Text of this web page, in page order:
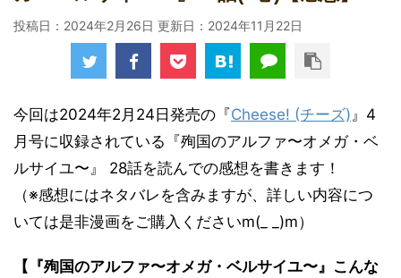
投稿日：2024年2月26日 更新日： 2024年11月22日
今回は2024年2月24日発売の『Cheese! (チーズ)』4
月号に収録されている『殉国のアルファ〜オメガ・ベ
ルサイユ〜』 28話を読んでの感想を書きます！
（※感想にはネタバレを含みますが、詳しい内容につ
いては是非漫画をご購入くださいm(_ _)m）
【『殉国のアルファ〜オメガ・ベルサイユ〜』こんな